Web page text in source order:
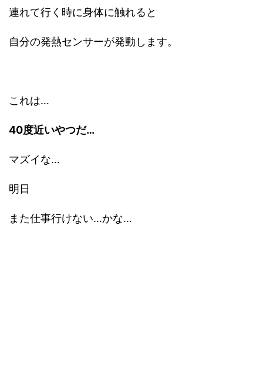
連れて行く時に身体に触れると
自分の発熱センサーが発動します。
これは…
40度近いやつだ…
マズイな…
明日
また仕事行けない…かな…